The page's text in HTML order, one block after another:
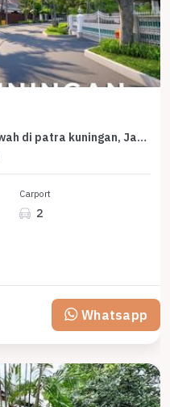
Kesempatan Langka, rumah Mewah di patra kuningan, Jakarta Selatan, LB 600m²
Carport
2
Whatsapp